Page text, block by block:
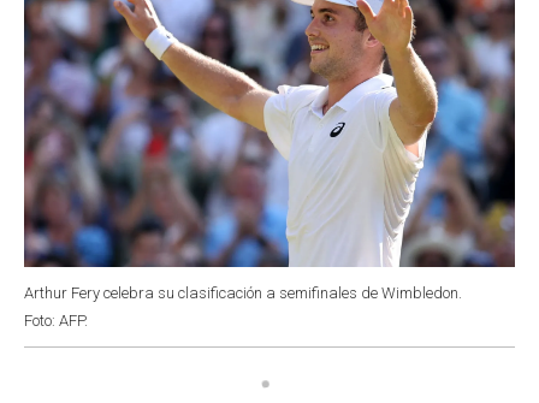
Arthur Fery celebra su clasificación a semifinales de Wimbledon.
Foto: AFP.